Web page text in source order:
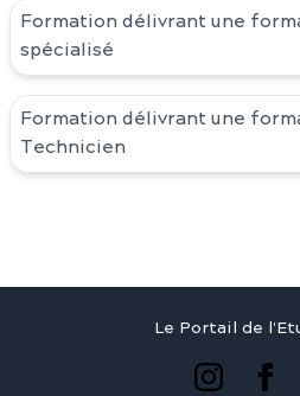
Formation délivrant une
spécialisé
Formation délivrant une
Technicien
Le Portail de